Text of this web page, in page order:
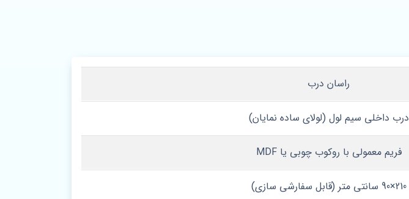
راسان درب
درب داخلی سیم‌ لول (لولای ساده نمایان)
فریم معمولی با روکوب چوبی یا MDF
210×90 سانتی‌ متر (قابل سفارشی‌ سازی)